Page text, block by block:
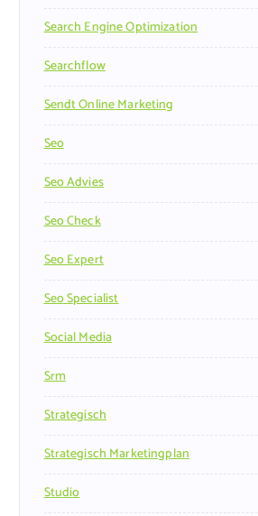
Search Engine Optimization
Searchflow
Sendt Online Marketing
Seo
Seo Advies
Seo Check
Seo Expert
Seo Specialist
Social Media
Srm
Strategisch
Strategisch Marketingplan
Studio